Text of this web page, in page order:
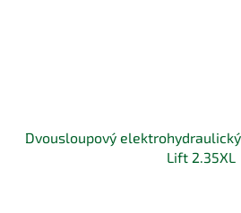
Dvousloupový
Lift 2.35XL